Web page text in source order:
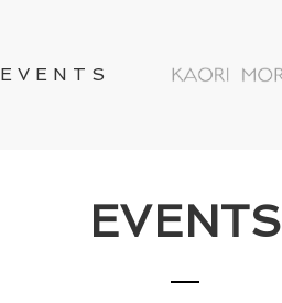
EVENTS
EVENTS